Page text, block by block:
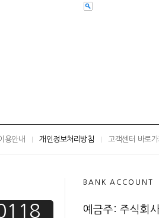
용안내 개인정보처리방침 고객센터 바로가
BANK ACCOUNT
예금주: 주식회